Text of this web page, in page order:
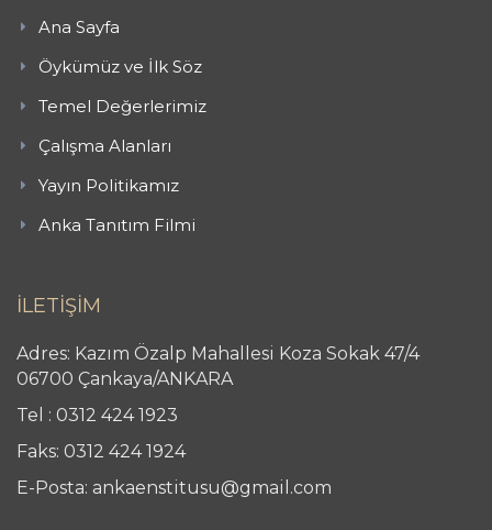
Ana Sayfa
Öykümüz ve İlk Söz
Temel Değerlerimiz
Çalışma Alanları
Yayın Politikamız
Anka Tanıtım Filmi
İLETİŞİM
Adres: Kazım Özalp Mahallesi Koza Sokak 47/4
06700 Çankaya/ANKARA
Tel : 0312 424 1923
Faks: 0312 424 1924
E-Posta: ankaenstitusu@gmail.com